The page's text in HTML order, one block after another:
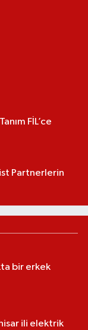
FİL’ce
Partnerlerin
bir erkek
ili elektrik